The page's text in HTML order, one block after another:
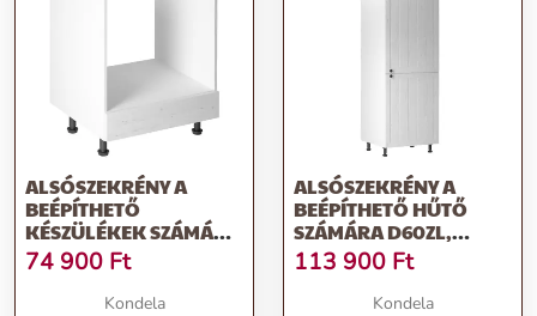
ALSÓSZEKRÉNY A
BEÉPÍTHETŐ
KÉSZÜLÉKEK SZÁMÁRA
D60ZK, FEHÉR,
PROVANCE
74 900 Ft
Kondela
ALSÓSZEKRÉNY A
BEÉPÍTHETŐ HŰTŐ
SZÁMÁRA D60ZL,
JOBBOS,
FEHÉR/SOSNA
ANDERSEN, PROVANCE
113 900 Ft
Kondela